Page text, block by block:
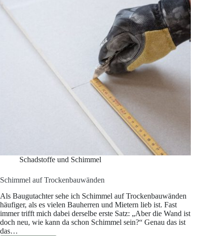
Schadstoffe und Schimmel
Schimmel auf Trockenbauwänden
Als Baugutachter sehe ich Schimmel auf Trockenbauwänden
häufiger, als es vielen Bauherren und Mietern lieb ist. Fast
immer trifft mich dabei derselbe erste Satz: „Aber die Wand ist
doch neu, wie kann da schon Schimmel sein?“ Genau das ist
das…